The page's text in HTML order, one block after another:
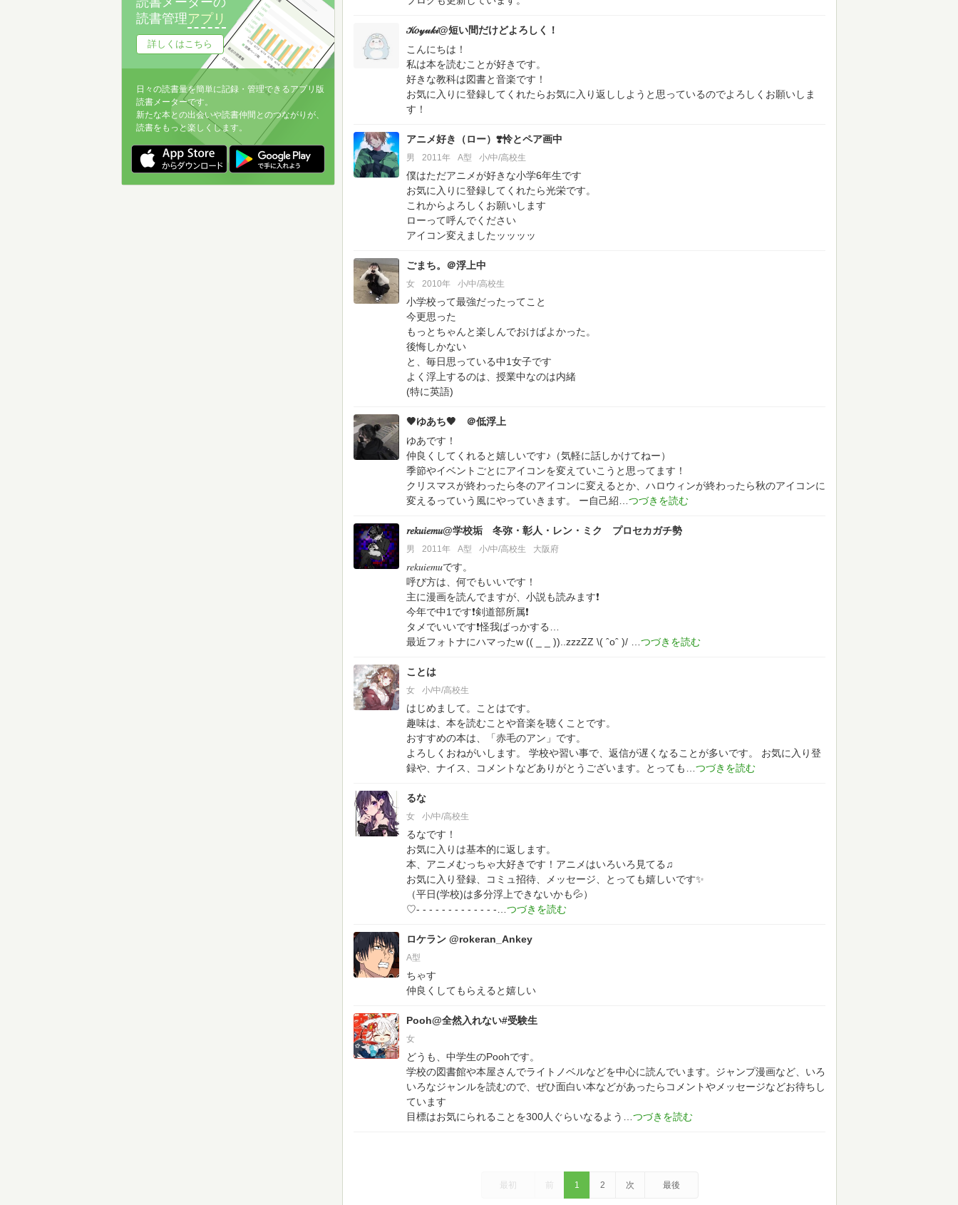
𝒦𝑜𝓎𝓊𝓀𝒾@短い間だけどよろしく！
こんにちは！
私は本を読むことが好きです。
好きな教科は図書と音楽です！
お気に入りに登録してくれたらお気に入り返ししようと思っているのでよろしくお願いしま
す！
アニメ好き（ロー）❣️怜とペア画中
男 2011年 A型 小/中/高校生
僕はただアニメが好きな小学6年生です
お気に入りに登録してくれたら光栄です。
これからよろしくお願いします
ローって呼んでください
アイコン変えましたッッッッ
ごまち。＠浮上中
女 2010年 小/中/高校生
小学校って最強だったってこと
今更思った
もっとちゃんと楽しんでおけばよかった。
後悔しかない
と、毎日思っている中1女子です
よく浮上するのは、授業中なのは内緒
(特に英語)
🖤ゆあち🖤 ＠低浮上
ゆあです！
仲良くしてくれると嬉しいです♪（気軽に話しかけてねー）
季節やイベントごとにアイコンを変えていこうと思ってます！
クリスマスが終わったら冬のアイコンに変えるとか、ハロウィンが終わったら秋のアイコンに
変えるっていう風にやっていきます。
ー自己紹
𝑟𝑒𝑘𝑢𝑖𝑒𝑚𝑢@学校垢 冬弥・彰人・レン・ミク プロセカガチ勢
男 2011年 A型 小/中/高校生 大阪府
𝑟𝑒𝑘𝑢𝑖𝑒𝑚𝑢です。
呼び方は、何でもいいです！
主に漫画を読んでますが、小説も読みます❗️
今年で中1です❗️剣道部所属❗️
タメでいいです❗️怪我ばっかする…
最近フォトナにハマったw (( _ _ ))..zzzZZ \( ˆoˆ )/
ことは
女 小/中/高校生
はじめまして。ことはです。
趣味は、本を読むことや音楽を聴くことです。
おすすめの本は、「赤毛のアン」です。
よろしくおねがいします。
学校や習い事で、返信が遅くなることが多いです。
お気に入り登
録や、ナイス、コメントなどありがとうございます。とっても
るな
女 小/中/高校生
るなです！
お気に入りは基本的に返します。
本、アニメむっちゃ大好きです！アニメはいろいろ見てる♫
お気に入り登録、コミュ招待、メッセージ、とっても嬉しいです✨
（平日(学校)は多分浮上できないかも💦）
♡- - - - - - - - - - - - -
ロケラン @rokeran_Ankey
A型
ちゃす
仲良くしてもらえると嬉しい
Pooh@全然入れない#受験生
女
どうも、中学生のPoohです。
学校の図書館や本屋さんでライトノベルなどを中心に読んでいます。ジャンプ漫画など、いろ
いろなジャンルを読むので、ぜひ面白い本などがあったらコメントやメッセージなどお待ちし
ています
目標はお気にられることを300人ぐらいなるよう
最初 前 1 2 次 最後
読書管理アプリ
詳しくはこちら
日々の読書量を簡単に記録・管理できるアプリ版
読書メーターです。
新たな本との出会いや読書仲間とのつながりが、
読書をもっと楽しくします。